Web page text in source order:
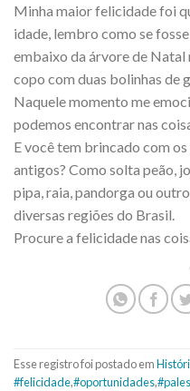
Minha maior felicidade foi
idade, lembro como se
embaixo da árvore de
copo com duas bolinhas de
Naquele momento me
podemos encontrar nas
E você tem brincado com
antigos? Como solta peão,
pipa, raia, pandorga ou
diversas regiões do Brasil.
Procure a felicidade nas
Esse registro foi postado em
#felicidade,#oportunidades,